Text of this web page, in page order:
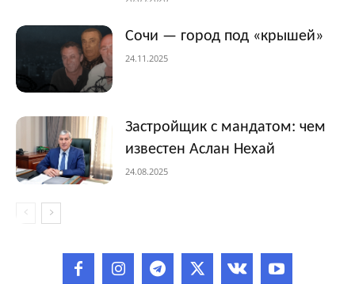
Сочи — город под «крышей»
24.11.2025
Застройщик с мандатом: чем
известен Аслан Нехай
24.08.2025